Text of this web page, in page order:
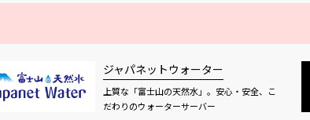
ジャパネットウォーター
上質な「富士山の天然水」。安心・安全、こ
だわりのウォーターサーバー